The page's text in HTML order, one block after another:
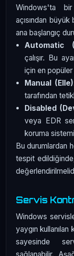
Windows'ta
açısından
ana başlangıç
Automatic
çalışır. Bu
için en
Manual (Elle)
tarafından
Disabled
veya EDR
koruma
Bu durumlardan
tespit
Servis
Windows
yaygın kullanılan
sayesinde